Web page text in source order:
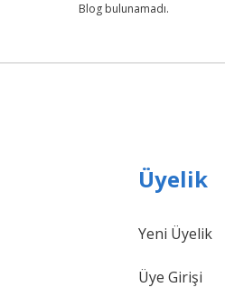
Blog bulunamadı.
Üyelik
Yeni Üyelik
Üye Girişi